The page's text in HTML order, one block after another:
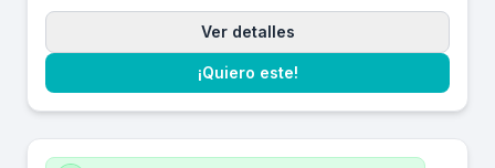
Ver detalles
¡Quiero este!